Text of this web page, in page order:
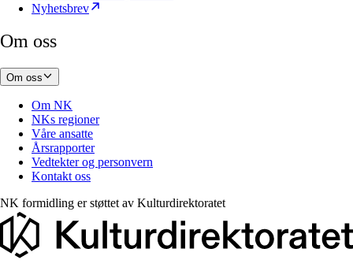
Nyhetsbrev
Om oss
Om oss
Om NK
NKs regioner
Våre ansatte
Årsrapporter
Vedtekter og personvern
Kontakt oss
NK formidling er støttet av Kulturdirektoratet